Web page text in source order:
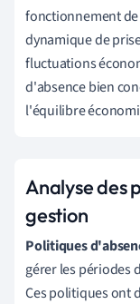
fonctionnement de
dynamique de
fluctuations
d'absence bien
l'équilibre
Analyse des
gestion
Politiques
gérer les périodes
Ces politiques ont